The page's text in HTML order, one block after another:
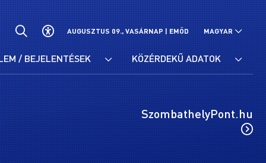
AUGUSZTUS 09., VASÁRNAP |EMŐD MAGYAR
/ BEJELENTÉSEK KÖZÉRDEKŰ ADATOK
SzombathelyPont.hu